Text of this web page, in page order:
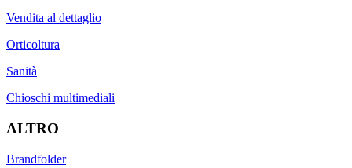
Vendita al dettaglio
Orticoltura
Sanità
Chioschi multimediali
ALTRO
Brandfolder